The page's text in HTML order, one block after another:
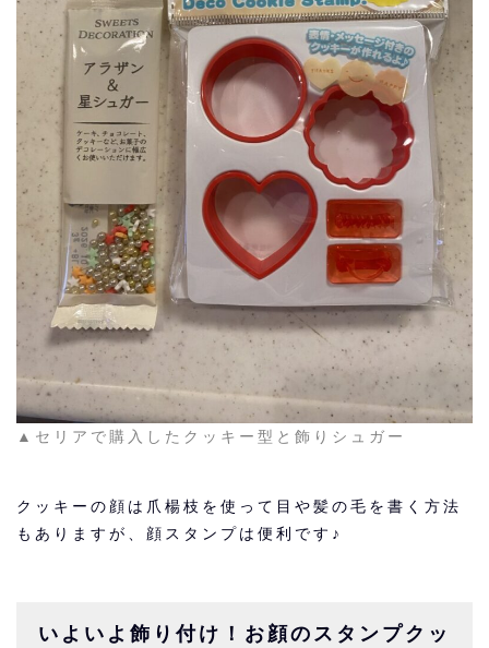
▲セリアで購入したクッキー型と飾りシュガー
クッキーの顔は爪楊枝を使って目や髪の毛を書く方法
もありますが、顔スタンプは便利です♪
いよいよ飾り付け！お顔のスタンプクッ